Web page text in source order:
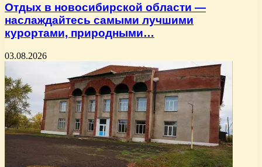
Отдых в новосибирской области —
наслаждайтесь самыми лучшими
курортами, природными…
03.08.2026